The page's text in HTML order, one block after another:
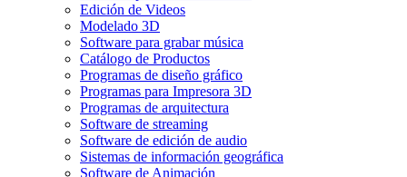
Edición de Videos
Modelado 3D
Software para grabar música
Catálogo de Productos
Programas de diseño gráfico
Programas para Impresora 3D
Programas de arquitectura
Software de streaming
Software de edición de audio
Sistemas de información geográfica
Software de Animación